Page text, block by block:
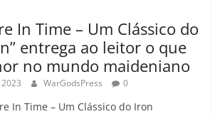
In Time – Um Clássico do
entrega ao leitor o que
no mundo maideniano
WarGodsPress 0
In Time – Um Clássico do Iron